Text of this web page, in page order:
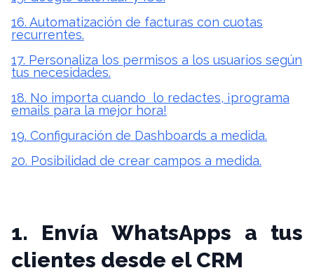
16. Automatización de facturas con cuotas
recurrentes.
17. Personaliza los permisos a los usuarios según
tus necesidades.
18. No importa cuando lo redactes, ¡programa
emails para la mejor hora!
19. Configuración de Dashboards a medida.
20. Posibilidad de crear campos a medida.
1. Envía WhatsApps a tus
clientes desde el CRM